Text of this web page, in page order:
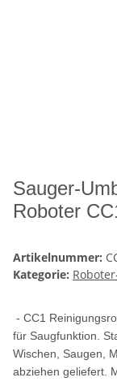
Sauger-
Roboter
Artikelnummer:
Kategorie:
- CC1
für Saugfunktion.
Wischen, Saugen,
abziehen geliefert.